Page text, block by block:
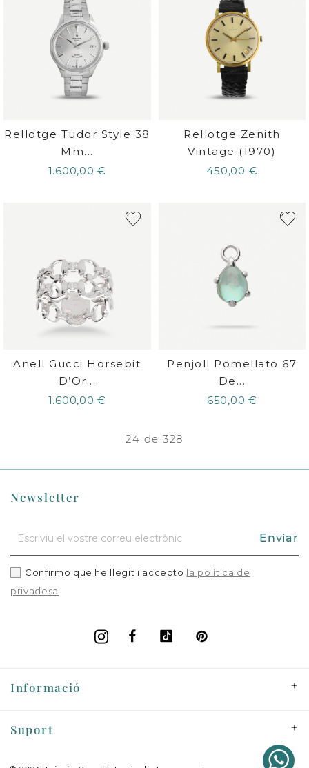
Rellotge Tudor Style 38
Mm...
1.600,00 €
Rellotge Zenith
Vintage (1970)
450,00 €
Anell Gucci Horsebit
D’Or...
1.600,00 €
Penjoll Pomellato 67
De...
650,00 €
24 de 328
Informació +
Suport +
Newsletter
Enviar
Confirmo que he llegit i accepto la política de
privadesa
FacebookVimeo
Instagram